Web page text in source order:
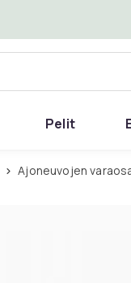
Pelit
Ajoneuvojen